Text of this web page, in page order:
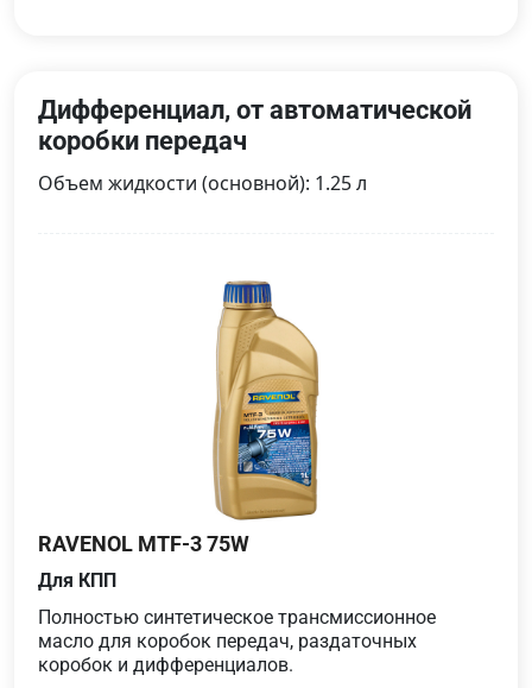
Дифференциал, от автоматической
коробки передач
Объем жидкости (основной): 1.25 л
RAVENOL MTF-3 75W
Для КПП
Полностью синтетическое трансмиссионное
масло для коробок передач, раздаточных
коробок и дифференциалов.